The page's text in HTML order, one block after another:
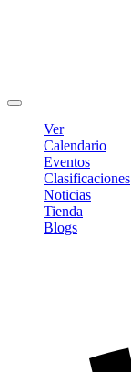
Ver
Calendario
Eventos
Clasificaciones
Noticias
Tienda
Blogs